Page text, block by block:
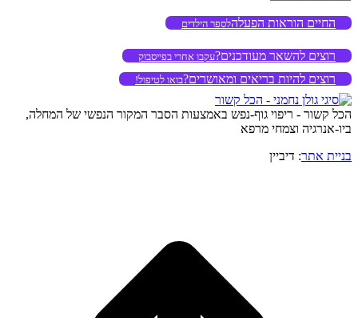
החיים הוראות הפעלהלספר הילדים
רוצים להשאר מעודכנים?עקבו אחרי בפייסבוק
רוצים להיות בריאים ומאושרים?בואו לטיפול!
הכל קשור - ריפוי גוף-נפש באמצעות הסבר המקור הנפשי של המחלה,
ביו-אנרגיה וצמחי מרפא
בניית אתר: דיביין